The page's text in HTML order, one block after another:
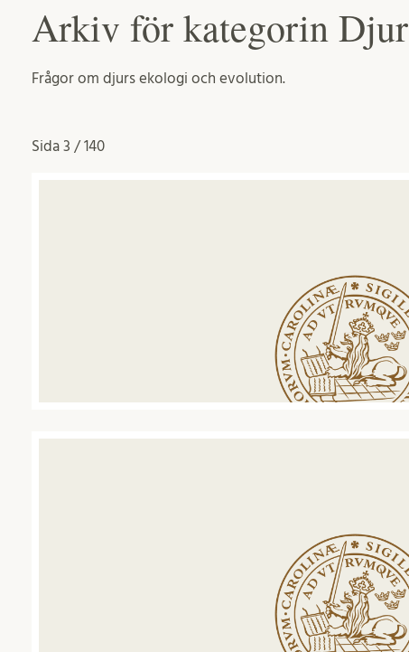
Arkiv för kategorin Djur
Frågor om djurs ekologi och evolution.
Sida 3 / 140